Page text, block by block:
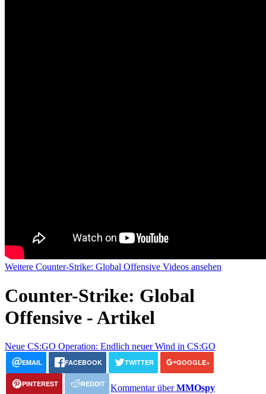
Weitere Counter-Strike: Global Offensive Videos ansehen
Counter-Strike: Global
Offensive - Artikel
Neue CS:GO Operation: Endlich neuer Wind in CS:GO
EMAIL FACEBOOK TWITTER GOOGLE+
PINTEREST REDDIT Kommentar überMMOspy